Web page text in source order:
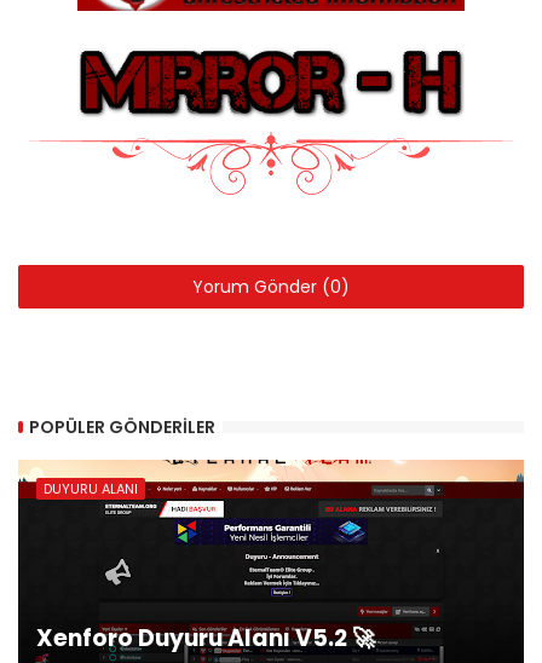
Yorum Gönder (0)
POPÜLER GÖNDERILER
DUYURU ALANI
Xenforo Duyuru Alanı V5.2 🚀